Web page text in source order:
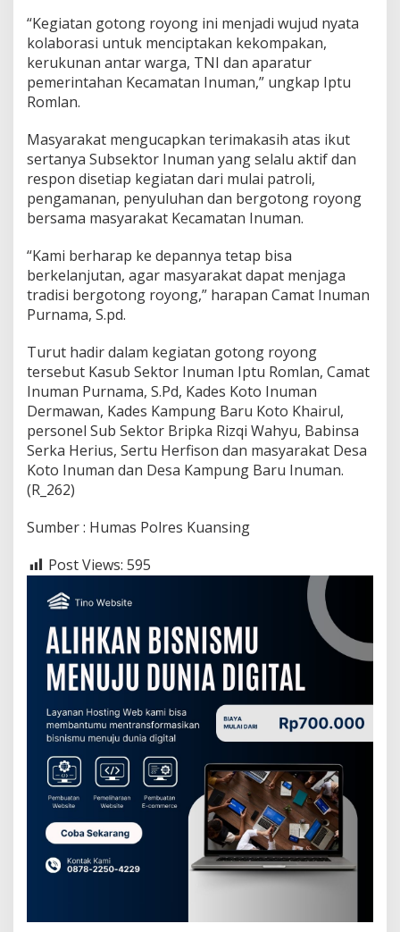
u
k
e
n
p
a
k
a
n
k
o
m
k
a
n
“Kegiatan gotong royong ini menjadi wujud nyata
kolaborasi untuk menciptakan kekompakan,
kerukunan antar warga, TNI dan aparatur
pemerintahan Kecamatan Inuman,” ungkap Iptu
Romlan.
Masyarakat mengucapkan terimakasih atas ikut
sertanya Subsektor Inuman yang selalu aktif dan
respon disetiap kegiatan dari mulai patroli,
pengamanan, penyuluhan dan bergotong royong
bersama masyarakat Kecamatan Inuman.
“Kami berharap ke depannya tetap bisa
berkelanjutan, agar masyarakat dapat menjaga
tradisi bergotong royong,” harapan Camat Inuman
Purnama, S.pd.
Turut hadir dalam kegiatan gotong royong
tersebut Kasub Sektor Inuman Iptu Romlan, Camat
Inuman Purnama, S.Pd, Kades Koto Inuman
Dermawan, Kades Kampung Baru Koto Khairul,
personel Sub Sektor Bripka Rizqi Wahyu, Babinsa
Serka Herius, Sertu Herfison dan masyarakat Desa
Koto Inuman dan Desa Kampung Baru Inuman.
(R_262)
Sumber : Humas Polres Kuansing
Post Views: 595